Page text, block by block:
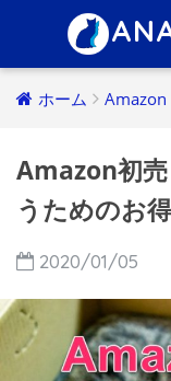
ホーム Amazon
Amazon初
うためのお
2020/01/05